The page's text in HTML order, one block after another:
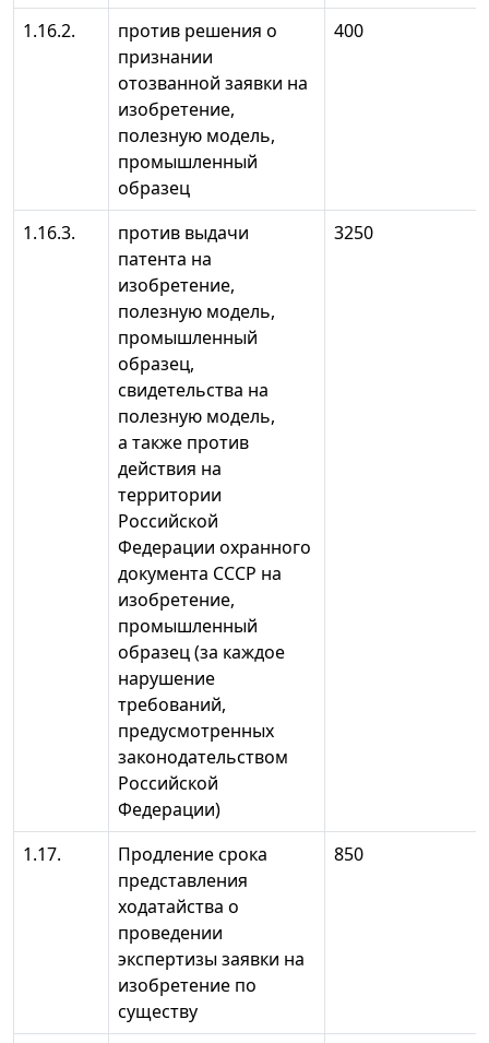
1.16.2.
против решения о
признании
отозванной заявки на
изобретение,
полезную модель,
промышленный
образец
400
1.16.3.
против выдачи
патента на
изобретение,
полезную модель,
промышленный
образец,
свидетельства на
полезную модель,
а также против
действия на
территории
Российской
Федерации охранного
документа СССР на
изобретение,
промышленный
образец (за каждое
нарушение
требований,
предусмотренных
законодательством
Российской
Федерации)
3250
1.17.
Продление срока
представления
ходатайства о
проведении
экспертизы заявки на
изобретение по
существу
850